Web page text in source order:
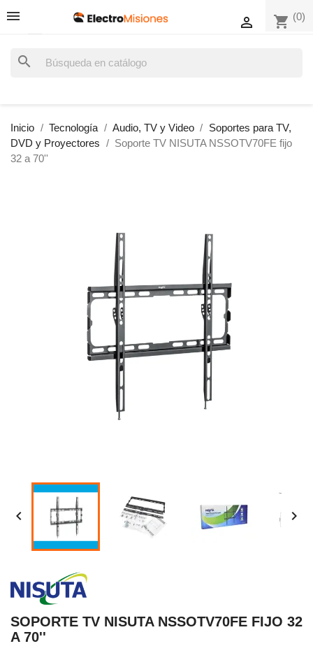
shopping_cart (0)

search
Inicio Tecnología Audio, TV y Video
Soportes para TV,
DVD y Proyectores
Soporte TV NISUTA NSSOTV70FE fijo
32 a 70''
 
SOPORTE TV NISUTA NSSOTV70FE FIJO 32
A 70''